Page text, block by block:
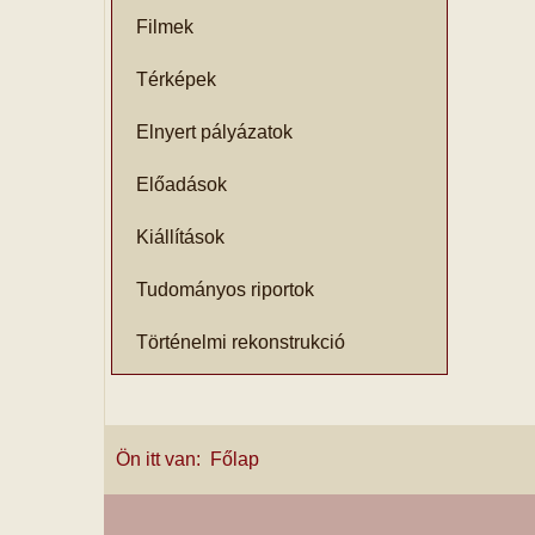
Filmek
Térképek
Elnyert pályázatok
Előadások
Kiállítások
Tudományos riportok
Történelmi rekonstrukció
Ön itt van: Főlap